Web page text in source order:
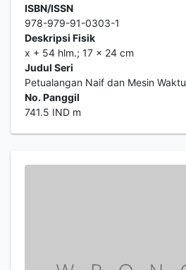
ISBN/ISSN
978-979-91-0303-1
Deskripsi Fisik
x + 54 hlm.; 17 x 24 cm
Judul Seri
Petualangan Naif dan Mesin Waktu
No. Panggil
741.5 IND m